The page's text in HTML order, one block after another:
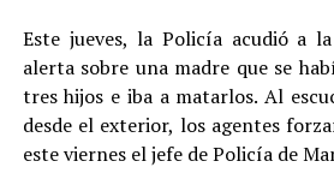
Este jueves, la Policía acudió a
alerta sobre una madre que se
tres hijos e iba a matarlos. Al
desde el exterior, los agentes
este viernes el jefe de Policía de